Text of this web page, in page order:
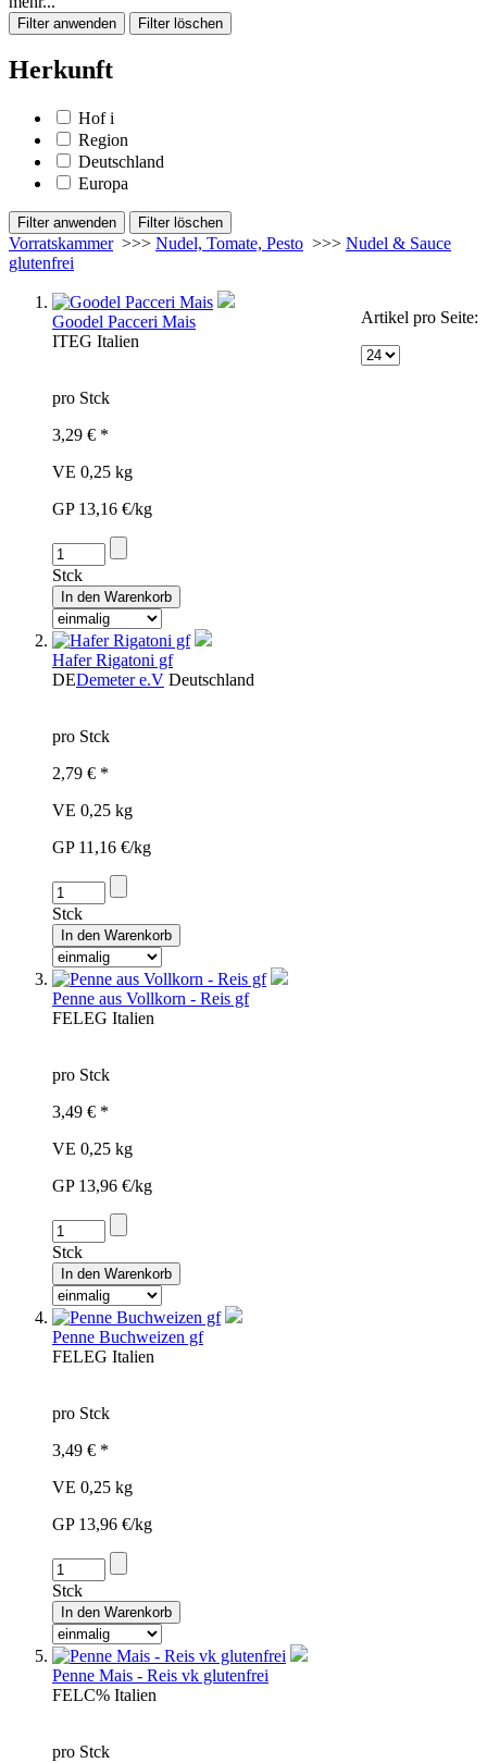
Herkunft
Hof i
Region
Deutschland
Europa
Vorratskammer >>> Nudel, Tomate, Pesto >>> Nudel & Sauce
glutenfrei
Artikel pro Seite:
Goodel Pacceri Mais
ITEG Italien
pro Stck
3,29 € *
VE 0,25 kg
GP 13,16 €/kg
Stck
Hafer Rigatoni gf
DEDemeter e.V Deutschland
pro Stck
2,79 € *
VE 0,25 kg
GP 11,16 €/kg
Stck
Penne aus Vollkorn - Reis gf
FELEG Italien
pro Stck
3,49 € *
VE 0,25 kg
GP 13,96 €/kg
Stck
Penne Buchweizen gf
FELEG Italien
pro Stck
3,49 € *
VE 0,25 kg
GP 13,96 €/kg
Stck
Penne Mais - Reis vk glutenfrei
FELC% Italien
pro Stck